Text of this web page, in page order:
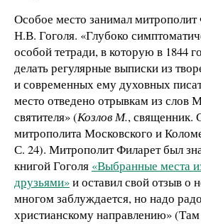
Особое место занимал
Н.В. Гоголя. «Глубоко
особой тетради, в которую в 1844
делать регулярные выписки из
и современных ему духовных
место отведено отрывкам из слов
святителя» (Козлов М., священник.
митрополита Московского и
С. 24). Митрополит Филарет был
книгой Гоголя «Выбранные места
друзьями»и оставил свой отзыв о
многом заблуждается, но надо
христианскому направлению»